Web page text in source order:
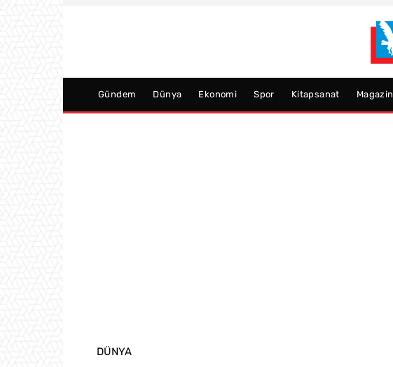
Gündem Dünya Ekonomi Spor Kitapsanat Magazin
DÜNYA